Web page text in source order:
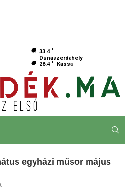
33.4 C
Dunaszerdahely
28.4 C Kassa
egyházi műsor május